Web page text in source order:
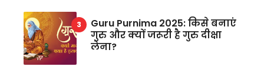
Guru Purnima 2025: किसे बनाएं
गुरु और क्यों जरूरी है गुरु दीक्षा
लेना?